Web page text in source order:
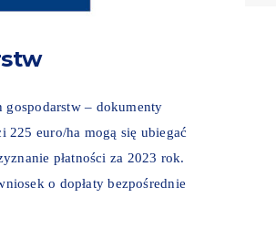
gospodarstw – dokumenty
225 euro/ha mogą się ubiegać
płatności za 2023 rok.
o dopłaty bezpośrednie